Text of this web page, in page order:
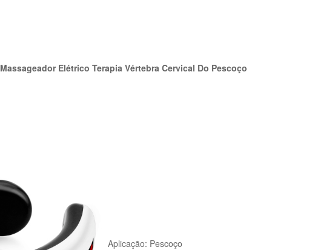
Massageador Elétrico Terapia Vértebra Cervical Do Pescoço
Aplicação: Pescoço